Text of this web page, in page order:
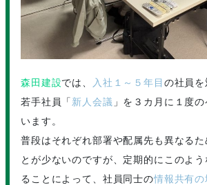
森田建設では、 入社１～５年目 の社員
若手社員「 新人会議 」を３カ月に１度
います。
普段はそれぞれ部署や配属先も異なるた
とが少ないのですが、定期的にこのよ
ることによって、社員同士の情報共有の